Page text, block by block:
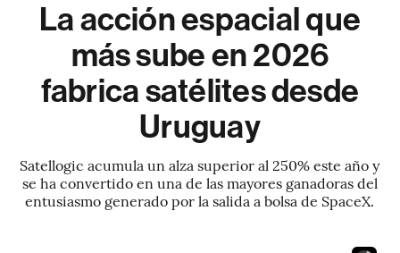
La acción espacial que
más sube en 2026
fabrica satélites desde
Uruguay
Satellogic acumula un alza superior al 250% este año y
se ha convertido en una de las mayores ganadoras del
entusiasmo generado por la salida a bolsa de SpaceX.